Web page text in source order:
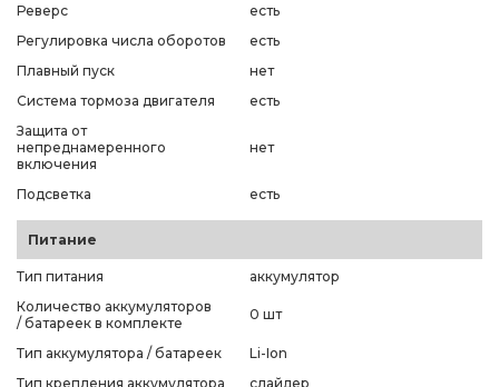
Реверс
есть
Регулировка числа оборотов
есть
Плавный пуск
нет
Система тормоза двигателя
есть
Защита от
непреднамеренного
включения
нет
Подсветка есть
Питание
Тип питания
аккумулятор
Количество аккумуляторов
/ батареек в комплекте
0 шт
Тип аккумулятора / батареек
Li-Ion
Тип крепления аккумулятора
слайдер